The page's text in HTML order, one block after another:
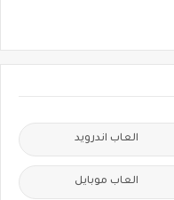
العاب اندرويد
العاب موبايل